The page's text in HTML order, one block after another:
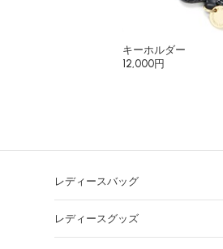
キーホルダー
12,000円
レディースバッグ
レディースグッズ